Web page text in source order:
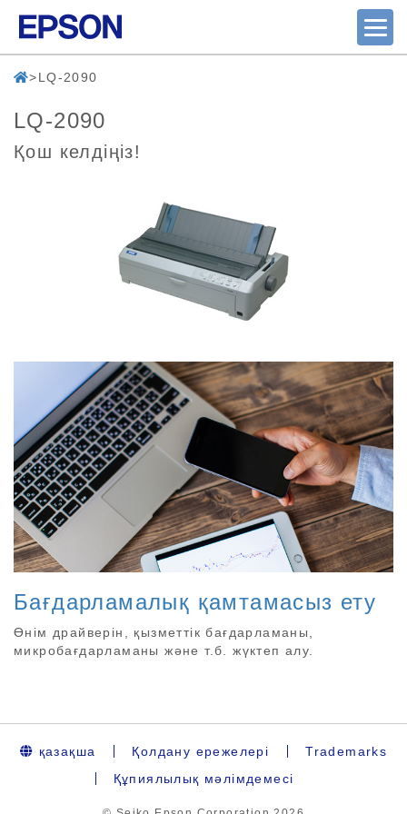
LQ-2090
LQ-2090
Қош келдіңіз!
Бағдарламалық қамтамасыз ету
Өнім драйверін, қызметтік бағдарламаны,
микробағдарламаны және т.б. жүктеп алу.
қазақша Қолдану ережелері
Trademarks
Құпиялылық мәлімдемесі